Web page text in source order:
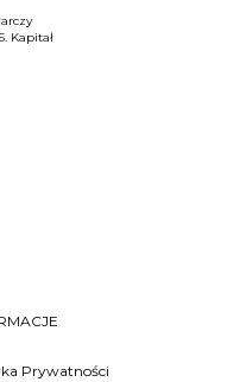
Kapitał
Prywatności